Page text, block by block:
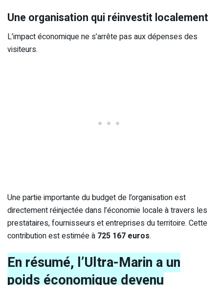
Une organisation qui réinvestit localement
L’impact économique ne s’arrête pas aux dépenses des
visiteurs.
Une partie importante du budget de l’organisation est
directement réinjectée dans l’économie locale à travers les
prestataires, fournisseurs et entreprises du territoire. Cette
contribution est estimée à 725 167 euros.
En résumé, l’Ultra-Marin a un
poids économique devenu